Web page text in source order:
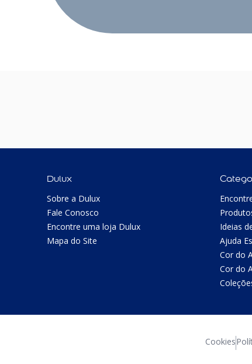
Dulux
Sobre a Dulux
Fale Conosco
Encontre uma loja Dulux
Mapa do Site
Ideias
Ajuda
Cor do
Cor do
Cookies